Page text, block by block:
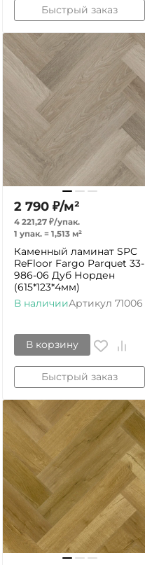
Быстрый заказ
2 790 ₽/м²
4 221,27 ₽/упак.
1 упак. = 1,513 м²
Каменный ламинат SPC
ReFloor Fargo Parquet 33-
986-06 Дуб Норден
(615*123*4мм)
В наличииАртикул 71006
В корзину
Быстрый заказ